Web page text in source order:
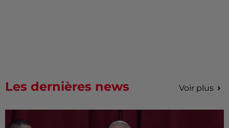
Les dernières news Voir plus